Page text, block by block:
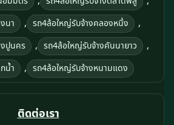
นา , รถ4ล้อใหญ่รับจ้างคลองหนึ่ง ,
ปูนคร , รถ4ล้อใหญ่รับจ้างคันนายาว ,
น้ำ , รถ4ล้อใหญ่รับจ้างหนามแดง
ติดต่อเรา